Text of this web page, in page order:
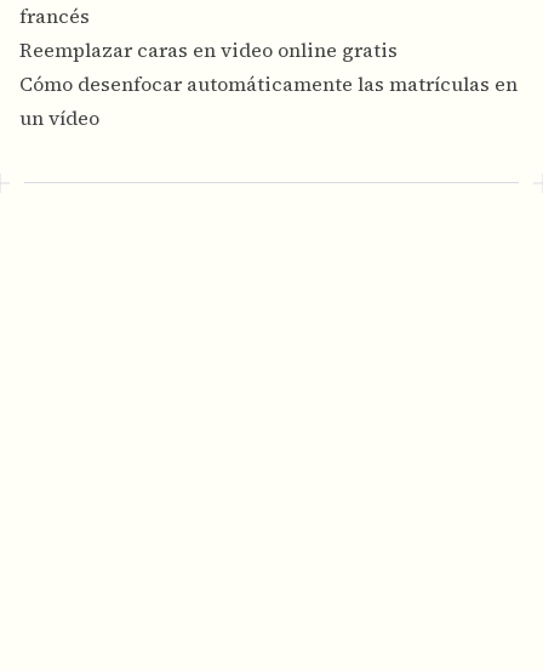
francés
Reemplazar caras en video online gratis
Cómo desenfocar automáticamente las matrículas en
un vídeo